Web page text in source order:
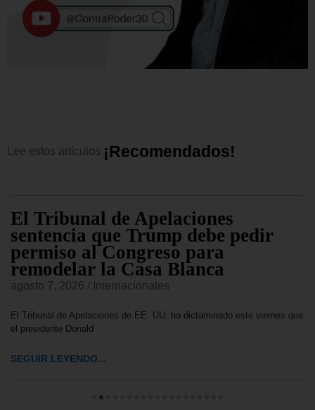
Lee estos artículos ¡Recomendados!
El Tribunal de Apelaciones
sentencia que Trump debe pedir
permiso al Congreso para
remodelar la Casa Blanca
agosto 7, 2026 Internacionales
El Tribunal de Apelaciones de EE. UU. ha dictaminado este viernes que
el presidente Donald
SEGUIR LEYENDO...